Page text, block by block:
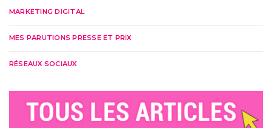
MARKETING DIGITAL
MES PARUTIONS PRESSE ET PRIX
RÉSEAUX SOCIAUX